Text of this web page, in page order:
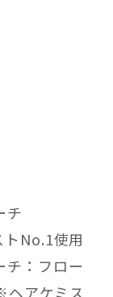
チ
トNo.1使用
チ：フロー
ヘアケミス